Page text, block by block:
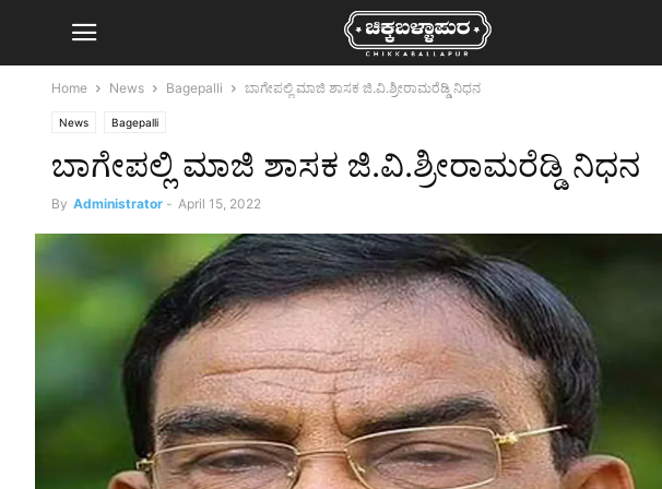
Home News Bagepalli ಬಾಗೇಪಲ್ಲಿ ಮಾಜಿ ಶಾಸಕ ಜಿ.ವಿ.ಶ್ರೀರಾಮರೆಡ್ಡಿ ನಿಧನ
News Bagepalli
ಬಾಗೇಪಲ್ಲಿ ಮಾಜಿ ಶಾಸಕ ಜಿ.ವಿ.ಶ್ರೀರಾಮರೆಡ್ಡಿ ನಿಧನ
By Administrator - April 15, 2022